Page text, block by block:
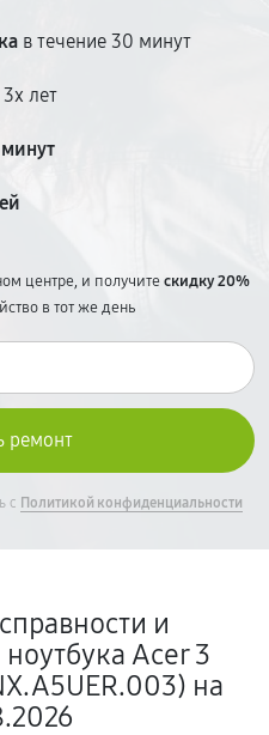
в течение 30 минут
лет
центре, и получитескидку 20%
в тот же день
с Политикой конфиденциальности
и
Acer 3
на